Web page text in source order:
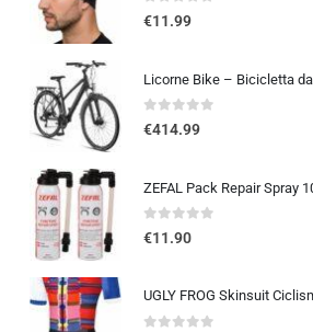
0out of 5
€11.99
0out of 5
€414.99
0out of 5
€11.90